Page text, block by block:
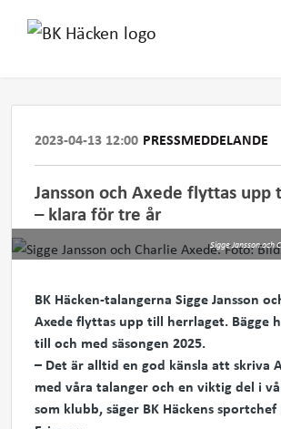
2023-04-13 12:00 PRESSMEDDELANDE
Jansson och Axede flyttas
– klara för tre år
Sigge Jansson och
BK Häcken-talangerna Sigge Jansson
Axede flyttas upp till herrlaget. Bägge
till och med säsongen 2025.
– Det är alltid en god känsla att skriva
med våra talanger och en viktig del i
som klubb, säger BK Häckens